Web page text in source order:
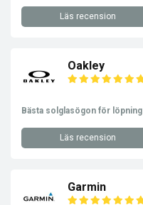
Läs recension
Oakley
Bästa solglasögon för löpning
Läs recension
Garmin